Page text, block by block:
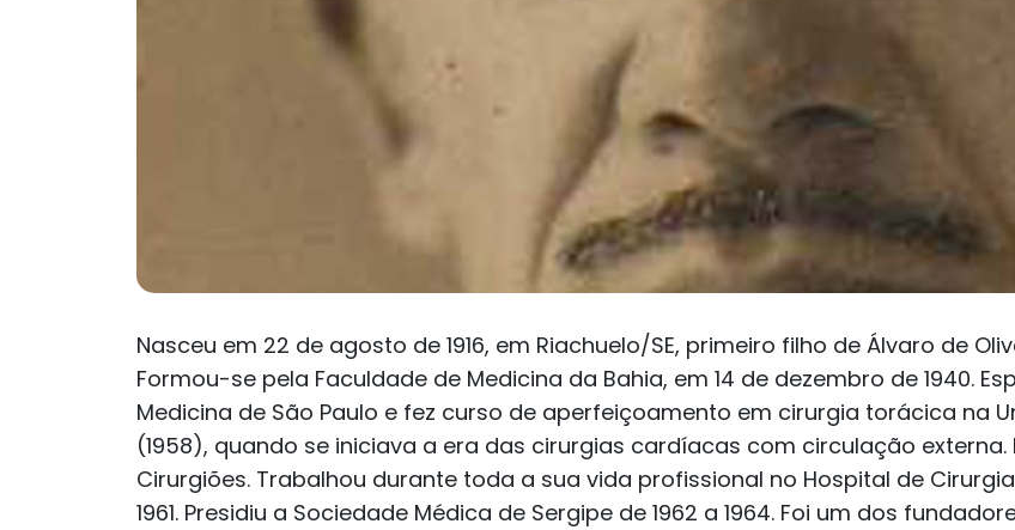
Nasceu em 22 de agosto de 1916, em Riachuelo/SE, primeiro filho de Álvaro de
Formou-se pela Faculdade de Medicina da Bahia, em 14 de dezembro de 1940.
Medicina de São Paulo e fez curso de aperfeiçoamento em cirurgia torácica na
(1958), quando se iniciava a era das cirurgias cardíacas com circulação
Cirurgiões. Trabalhou durante toda a sua vida profissional no Hospital de
1961. Presidiu a Sociedade Médica de Sergipe de 1962 a 1964. Foi um dos